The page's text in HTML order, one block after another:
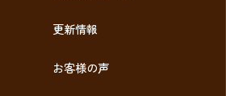
更新情報
お客様の声